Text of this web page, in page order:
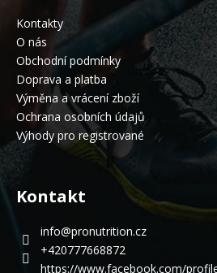
Kontakty
O nás
Obchodní podmínky
Doprava a platba
Výměna a vrácení zboží
Ochrana osobních údajů
Výhody pro registrované
Kontakt
info@pronutrition.cz
+420777668872
https://www.facebook.com/